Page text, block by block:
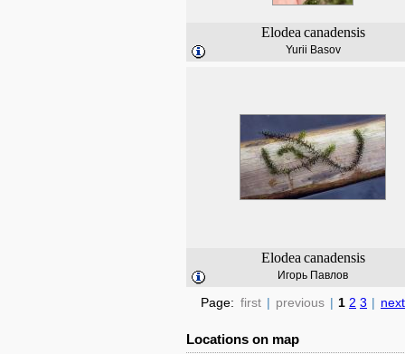
Elodea canadensis
Yurii Basov
Elodea canadensis
Игорь Павлов
Page: first | previous | 1 2 3 | next
Locations on map